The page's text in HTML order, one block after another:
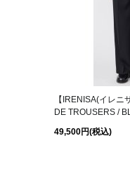
【IRENISA(イレニ
DE TROUSERS /
49,500円(税込)